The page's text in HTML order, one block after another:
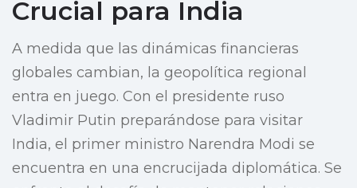
Crucial para India
A medida que las dinámicas financieras
globales cambian, la geopolítica regional
entra en juego. Con el presidente ruso
Vladimir Putin preparándose para visitar
India, el primer ministro Narendra Modi se
encuentra en una encrucijada diplomática. Se